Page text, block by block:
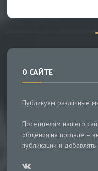
О САЙТЕ
Публикуем различные
Посетителям нашего
общения на портале –
публикации и добавлять